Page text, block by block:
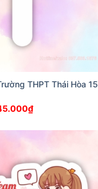
THPT Thái Hòa 15
₫